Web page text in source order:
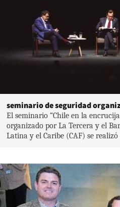
seminario de seguridad
El seminario “Chile en la
organizado por La Tercera y el
Latina y el Caribe (CAF) se